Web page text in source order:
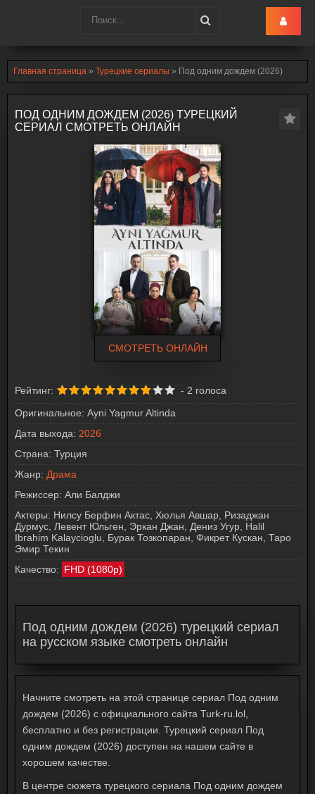
Главная страница » Турецкие сериалы » Под одним дождем (2026)
ПОД ОДНИМ ДОЖДЕМ (2026) ТУРЕЦКИЙ
СЕРИАЛ СМОТРЕТЬ ОНЛАЙН
СМОТРЕТЬ ОНЛАЙН
Рейтинг: - 2 голоса
Оригинальное: Ayni Yagmur Altinda
Дата выхода: 2026
Страна: Турция
Жанр: Драма
Режиссер: Али Балджи
Актеры: Нилсу Берфин Актас, Хюлья Авшар, Ризаджан
Дурмус, Левент Юльген, Эркан Джан, Дениз Угур, Halil
Ibrahim Kalaycioglu, Бурак Тозкопаран, Фикрет Кускан, Таро
Эмир Текин
Качество: FHD (1080p)
Под одним дождем (2026) турецкий сериал
на русском языке смотреть онлайн
Начните смотреть на этой странице сериал Под одним
дождем (2026) с официального сайта Turk-ru.lol,
бесплатно и без регистрации. Турецкий сериал Под
одним дождем (2026) доступен на нашем сайте в
хорошем качестве.
В центре сюжета турецкого сериала Под одним дождем
Turk-Ru.lol